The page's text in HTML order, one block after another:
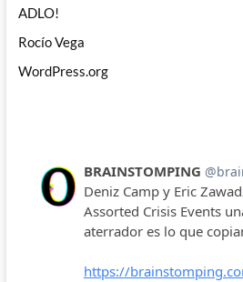
ADLO!
Rocío Vega
WordPress.org